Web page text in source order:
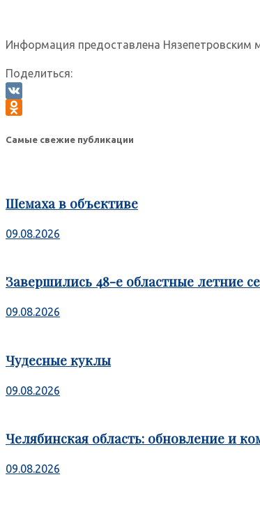
Информация предоставлена
Поделиться:
VK
Самые свежие публикации
Шемаха в объективе
09.08.2026
Завершились 48-е областные летние
09.08.2026
Чудесные куклы
09.08.2026
Челябинская область: обновление и
09.08.2026